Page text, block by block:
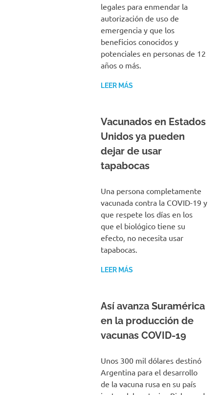
legales para enmendar la
autorización de uso de
emergencia y que los
beneficios conocidos y
potenciales en personas de 12
años o más.
LEER MÁS
Vacunados en Estados
Unidos ya pueden
dejar de usar
tapabocas
Una persona completamente
vacunada contra la COVID-19 y
que respete los días en los
que el biológico tiene su
efecto, no necesita usar
tapabocas.
LEER MÁS
Así avanza Suramérica
en la producción de
vacunas COVID-19
Unos 300 mil dólares destinó
Argentina para el desarrollo
de la vacuna rusa en su país